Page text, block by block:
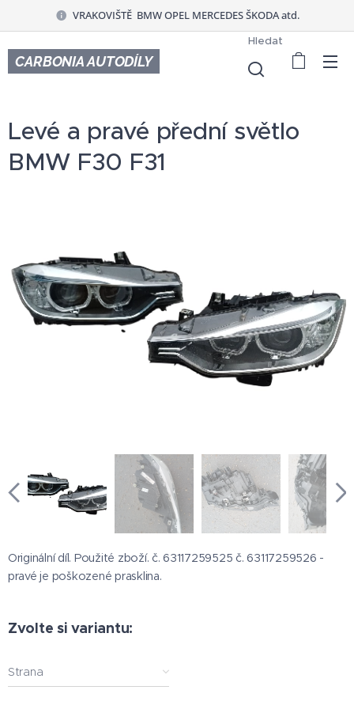
VRAKOVIŠTĚ BMW OPEL MERCEDES ŠKODA atd.
CARBONIA AUTODÍLY
Hledat
Levé a pravé přední světlo
BMW F30 F31
Originální díl. Použité zboží. č. 63117259525 č. 63117259526 -
pravé je poškozené prasklina.
Zvolte si variantu:
Strana